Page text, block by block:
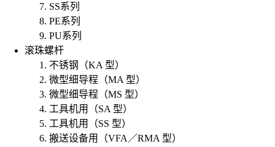
SS系列
PE系列
PU系列
滚珠螺杆
不锈钢（KA 型）
微型细导程（MA 型）
微型细导程（MS 型）
工具机用（SA 型）
工具机用（SS 型）
搬送设备用（VFA／RMA 型）